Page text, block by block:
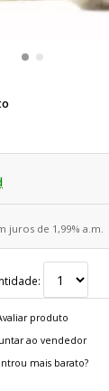
juros de 1,99% a.m.
produto
ao vendedor
mais barato?